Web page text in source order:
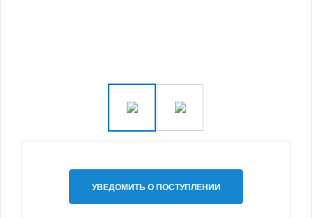
УВЕДОМИТЬ О ПОСТУПЛЕНИИ